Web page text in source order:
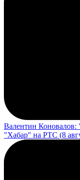
Валентин
"Хабар" на РТС (8